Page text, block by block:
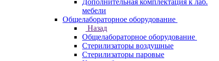
Дополнительная комплектация к лаб.
мебели
Общелабораторное оборудование
Назад
Общелабораторное оборудование
Стерилизаторы воздушные
Стерилизаторы паровые